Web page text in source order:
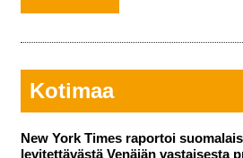
Kotimaa
New York Times raportoi
levitettävästä Venäjän vastaisesta